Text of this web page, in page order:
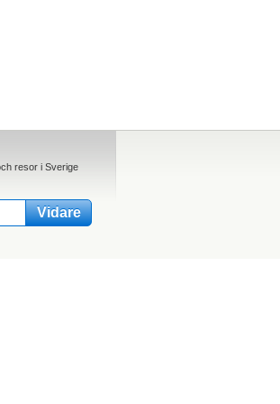
resor i Sverige